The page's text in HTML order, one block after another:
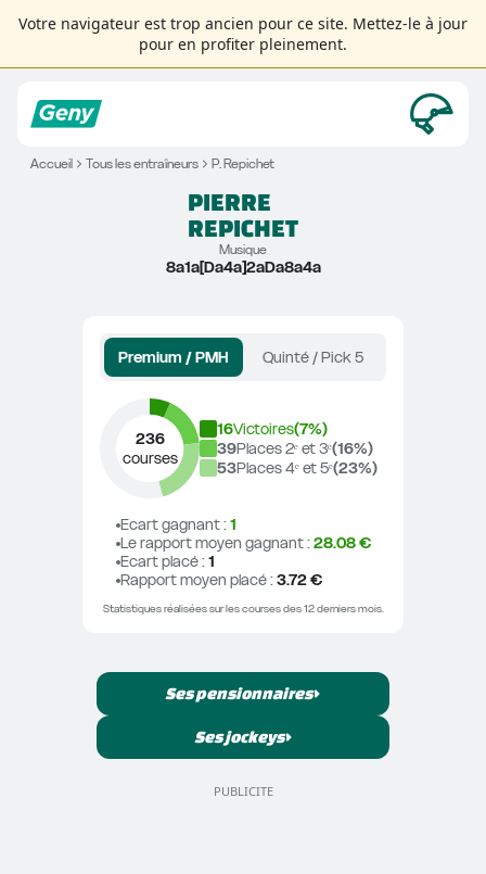
Votre navigateur est trop ancien pour ce site. Mettez-le à jour
pour en profiter pleinement.
Accueil Tous les entraîneurs P. Repichet
PIERRE
REPICHET
Musique
8a1a[Da4a]2aDa8a4a
Premium / PMH Quinté / Pick 5
236
courses
16Victoires(7%)
39Places 2ᵉ et 3ᵉ(16%)
53Places 4ᵉ et 5ᵉ(23%)
Ecart gagnant : 1
Le rapport moyen gagnant : 28.08 €
Ecart placé : 1
Rapport moyen placé : 3.72 €
Statistiques réalisées sur les courses des 12 derniers mois.
Ses pensionnaires
Ses jockeys